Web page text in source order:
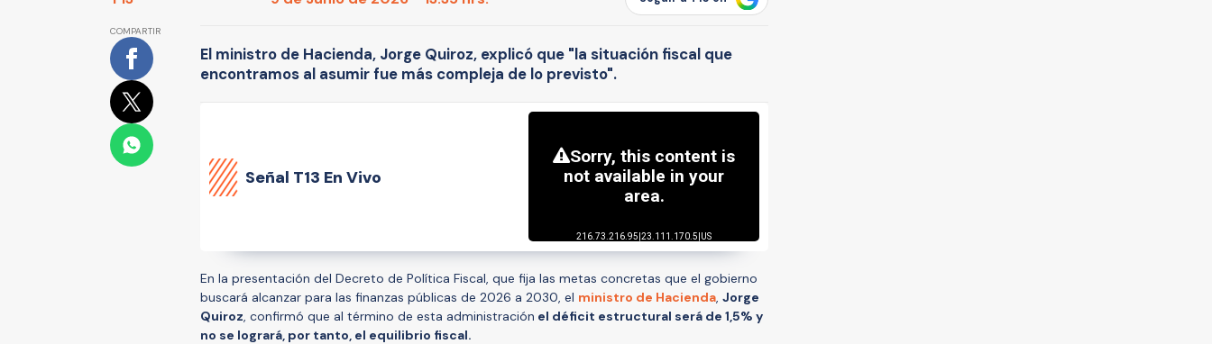
COMPARTIR
El ministro de Hacienda, Jorge Quiroz, explicó que "la situación fiscal que
encontramos al asumir fue más compleja de lo previsto".
Señal T13 En Vivo
En la presentación del Decreto de Política Fiscal, que fija las metas concretas que el gobierno
buscará alcanzar para las finanzas públicas de 2026 a 2030, el ministro de Hacienda, Jorge
Quiroz, confirmó que al término de esta administración el déficit estructural será de 1,5% y
no se logrará, por tanto, el equilibrio fiscal.